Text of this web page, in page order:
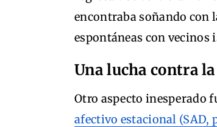
encontraba soñando con
espontáneas con vecinos
Una lucha contra
Otro aspecto inesperado
afectivo estacional (SAD,